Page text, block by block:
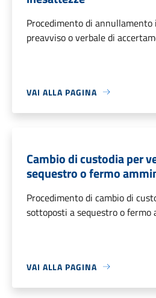
Procedimento di
preavviso o verbale di
VAI ALLA PAGINA
Cambio di custodia per
sequestro o fermo
Procedimento di cambio di
sottoposti a sequestro o
VAI ALLA PAGINA